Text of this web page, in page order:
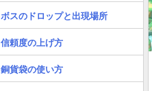
ボスのドロップと出現場所
信頼度の上げ方
銅貨袋の使い方